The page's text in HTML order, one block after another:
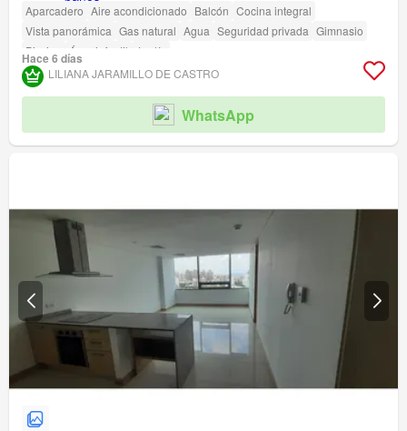
Aparcadero Aire acondicionado Balcón Cocina integral
Vista panorámica Gas natural Agua Seguridad privada Gimnasio
Piscina
Área infantil Jardín
Hace 6 días
LILIANA JARAMILLO DE CASTRO
WhatsApp